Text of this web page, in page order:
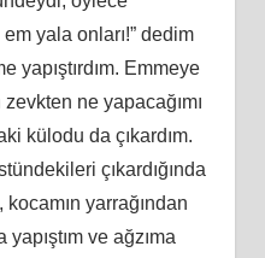
yala onları!” dedim
yapıştırdım. Emmeye
ne yapacağımı
külodu da çıkardım.
çıkardığında
yarrağından
ve ağzıma